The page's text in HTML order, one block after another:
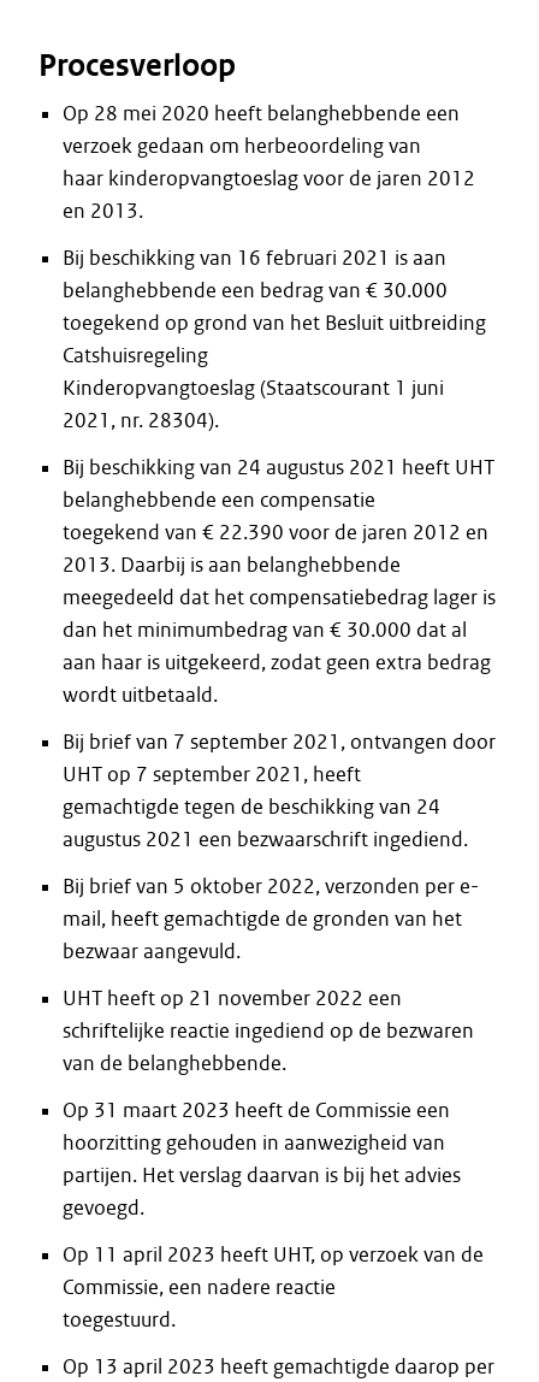
Procesverloop
Op 28 mei 2020 heeft belanghebbende een
verzoek gedaan om herbeoordeling van
haar kinderopvangtoeslag voor de jaren 2012
en 2013.
Bij beschikking van 16 februari 2021 is aan
belanghebbende een bedrag van € 30.000
toegekend op grond van het Besluit uitbreiding
Catshuisregeling
Kinderopvangtoeslag (Staatscourant 1 juni
2021, nr. 28304).
Bij beschikking van 24 augustus 2021 heeft UHT
belanghebbende een compensatie
toegekend van € 22.390 voor de jaren 2012 en
2013. Daarbij is aan belanghebbende
meegedeeld dat het compensatiebedrag lager is
dan het minimumbedrag van € 30.000 dat al
aan haar is uitgekeerd, zodat geen extra bedrag
wordt uitbetaald.
Bij brief van 7 september 2021, ontvangen door
UHT op 7 september 2021, heeft
gemachtigde tegen de beschikking van 24
augustus 2021 een bezwaarschrift ingediend.
Bij brief van 5 oktober 2022, verzonden per e-
mail, heeft gemachtigde de gronden van het
bezwaar aangevuld.
UHT heeft op 21 november 2022 een
schriftelijke reactie ingediend op de bezwaren
van de belanghebbende.
Op 31 maart 2023 heeft de Commissie een
hoorzitting gehouden in aanwezigheid van
partijen. Het verslag daarvan is bij het advies
gevoegd.
Op 11 april 2023 heeft UHT, op verzoek van de
Commissie, een nadere reactie
toegestuurd.
Op 13 april 2023 heeft gemachtigde daarop per